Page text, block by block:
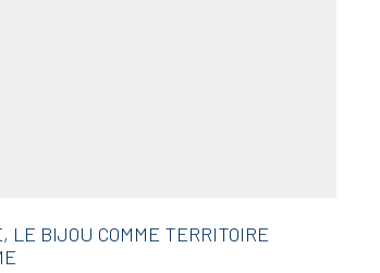
LE BIJOU COMME TERRITOIRE